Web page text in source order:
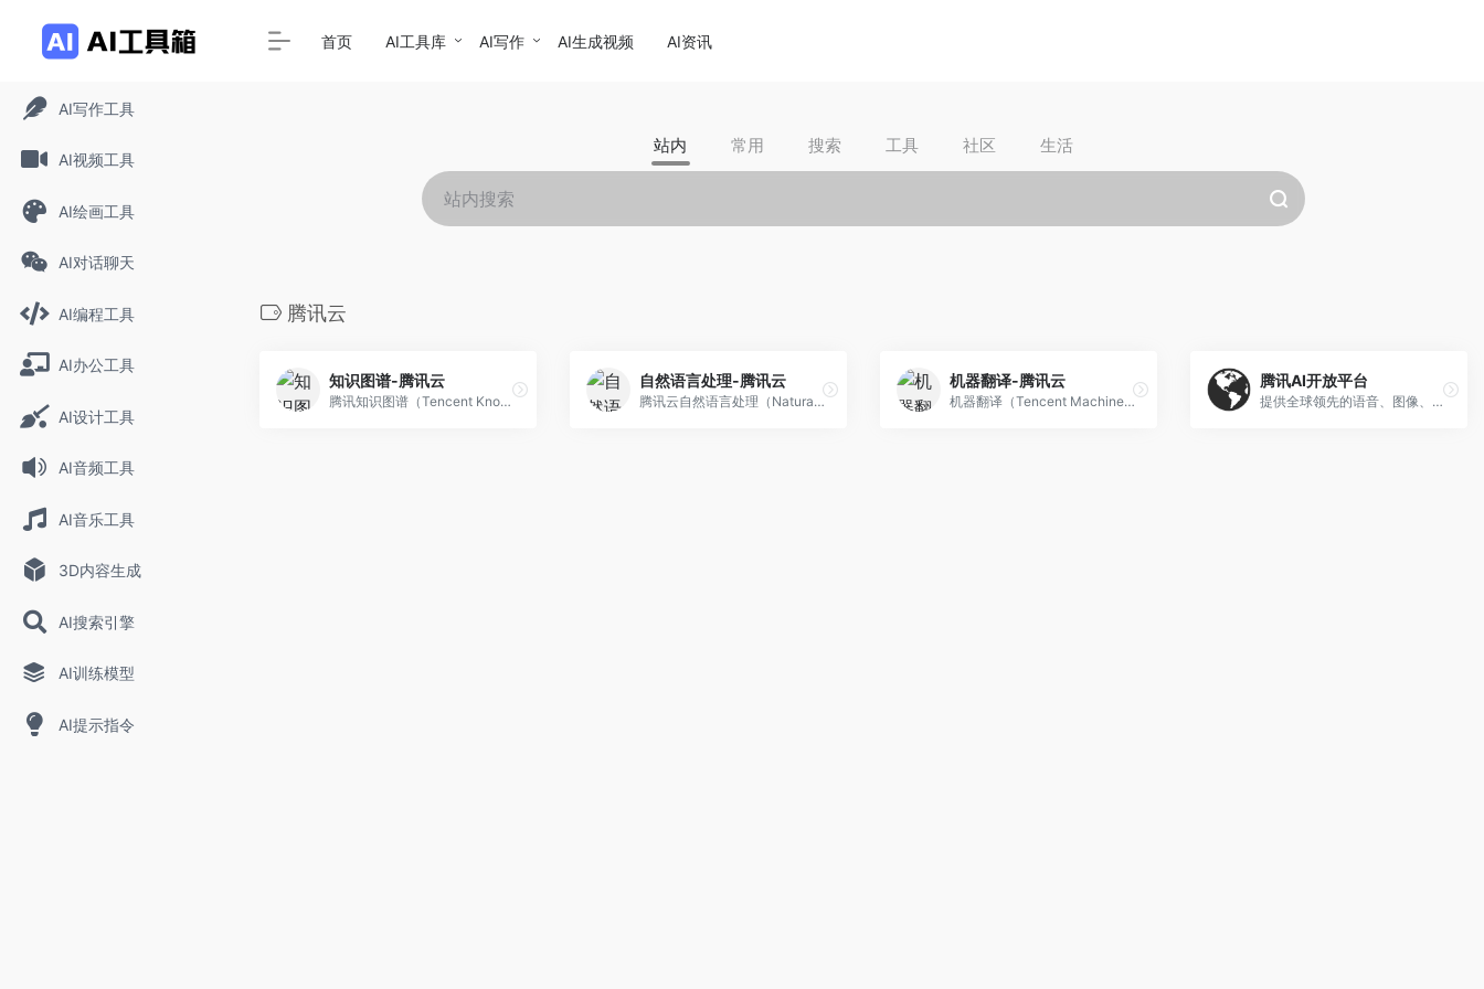
AI写作工具
AI视频工具
AI绘画工具
AI对话聊天
AI编程工具
AI办公工具
AI设计工具
AI音频工具
AI音乐工具
3D内容生成
AI搜索引擎
AI训练模型
AI提示指令
首页 AI工具库 AI写作 AI生成视频 AI资讯
站内 常用 搜索 工具 社区 生活
腾讯云
知识图谱-腾讯云
腾讯知识图谱（Tencent Knowledge Graph，TKG）是一个集成图数据库、图计算引擎和图可视化分析的一站式平台。支持抽取和融合异构数据，支持千亿级节点关系的存储和计算，支持规则匹配、机器学习、图嵌入等图数据挖掘算法，拥有丰富的图数据渲染和展现的可视化方案。
自然语言处理-腾讯云
腾讯云自然语言处理（Natural Language Process，NLP）深度整合了腾讯内部顶级的 NLP 技术，依托千亿级中文语料累积，提供16项智能文本处理能力，包括智能分词、实体识别、文本纠错、情感分析、文本分类、词向量、关键词提取、自动摘要、智能闲聊、百科知识图谱查询等。
机器翻译-腾讯云
机器翻译（Tencent Machine Translation，TMT）结合了神经机器翻译和统计机器翻译的优点，从大规模双语语料库自动学习翻译知识，实现从源语言文本到目标语言文本的自动翻译，目前可支持十余种语言的互译。
腾讯AI开放平台
提供全球领先的语音、图像、NLP等多项人工智能技术，共享AI领域最新的应用场景和解决方案。